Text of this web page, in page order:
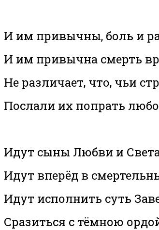
И им привычны, боль и
И им привычна смерть
Не различает, что, чьи
Послали их попрать
Идут сыны Любви и
Идут вперёд в
Идут исполнить суть
Сразиться с тёмною